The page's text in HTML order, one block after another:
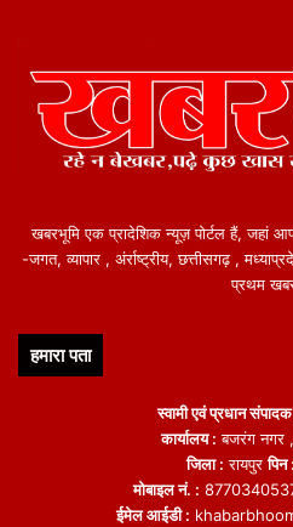
खबरभूमि एक प्रादेशिक न्यूज़ पोर्टल हैं, जहां
-जगत, व्यापार , अंर्राष्ट्रीय, छत्तीसगढ़ ,
प्रथम
हमारा पता
स्वामी एवं प्रधान
कार्यालय : बजरंग नगर ,
जिला : रायपुरपिन :
मोबाइल नं. :
ईमेल आईडी :